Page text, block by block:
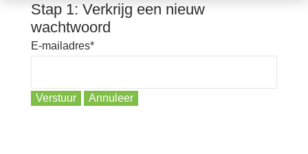
Stap 1: Verkrijg een nieuw
wachtwoord
E-mailadres*
Verstuur Annuleer
Login